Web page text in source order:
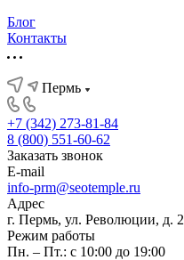
Блог
Контакты
Пермь
+7 (342) 273-81-84
8 (800) 551-60-62
Заказать звонок
E-mail
info-prm@seotemple.ru
Адрес
г. Пермь, ул. Революции, д.
Режим работы
Пн. – Пт.: с 10:00 до 19:00